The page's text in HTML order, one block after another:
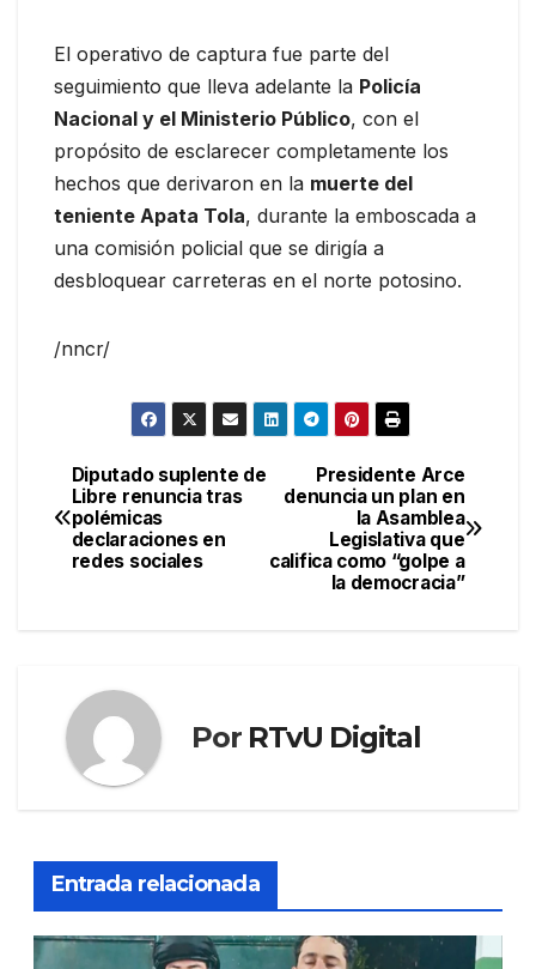
El operativo de captura fue parte del
seguimiento que lleva adelante la Policía
Nacional y el Ministerio Público, con el
propósito de esclarecer completamente los
hechos que derivaron en la muerte del
teniente Apata Tola, durante la emboscada a
una comisión policial que se dirigía a
desbloquear carreteras en el norte potosino.
/nncr/
Navegación
de
Presidente Arce
denuncia un plan en
la Asamblea
Legislativa que
califica como “golpe a
la democracia”
Diputado suplente de
Libre renuncia tras
polémicas
declaraciones en
redes sociales
Por RTvU Digital
Entrada relacionada